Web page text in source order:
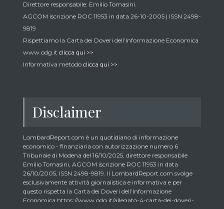
Direttore responsabile: Emilio Tomasini.
AGCOM iscrizione ROC 11953 in data 26-10-2005 | ISSN 2498-
9819
Rispettiamo la Carta dei Doveri dell’Informazione Economica
www.odg.it clicca qui >>
Informativa metodo clicca qui >>
Disclaimer
LombardReport.com è un quotidiano di informazione
economico - finanziaria con autorizzazione numero 6
Tribunale di Modena del 16/10/2025, direttore responsabile
Emilio Tomasini, AGCOM iscrizione ROC 11953 in data
26/10/2005, ISSN 2498-9819. Il LombardReport.com svolge
esclusivamente attività giornalistica e informativa e per
questo rispetta la Carta dei Doveri dell’Informazione
Economica https://www.odg.it/allegato-4-carta-dei-doveri-